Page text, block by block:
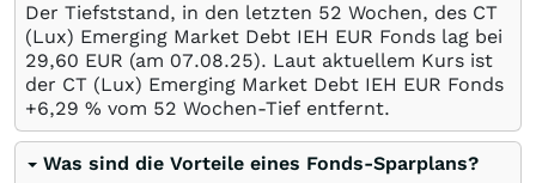
Der Tiefststand, in den letzten 52 Wochen, des CT
(Lux) Emerging Market Debt IEH EUR Fonds lag bei
29,60 EUR (am 07.08.25). Laut aktuellem Kurs ist
der CT (Lux) Emerging Market Debt IEH EUR Fonds
+6,29 % vom 52 Wochen-Tief entfernt.
Was sind die Vorteile eines Fonds-Sparplans?